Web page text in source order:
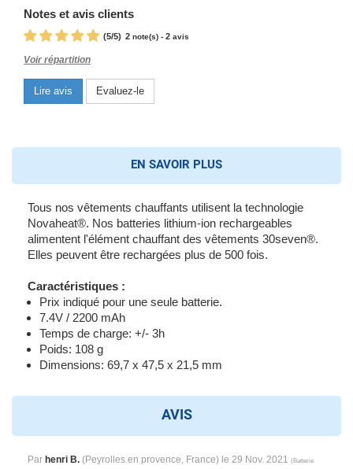
Notes et avis clients
(5/5) 2 note(s) - 2 avis
Voir répartition
Lire avis Evaluez-le
EN SAVOIR PLUS
Tous nos vêtements chauffants utilisent la technologie
Novaheat®. Nos batteries lithium-ion rechargeables
alimentent l'élément chauffant des vêtements 30seven®.
Elles peuvent être rechargées plus de 500 fois.
Caractéristiques :
Prix indiqué pour une seule batterie.
7.4V / 2200 mAh
Temps de charge: +/- 3h
Poids: 108 g
Dimensions: 69,7 x 47,5 x 21,5 mm
AVIS
Par henri B. (Peyrolles en provence, France) le 29 Nov. 2021 (Batterie